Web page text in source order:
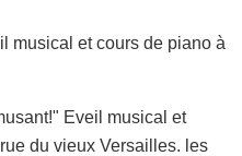
Eveil musical et
du vieux Versailles. les